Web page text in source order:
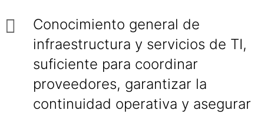
Conocimiento general de
infraestructura y servicios de TI,
suficiente para coordinar
proveedores, garantizar la
continuidad operativa y asegurar